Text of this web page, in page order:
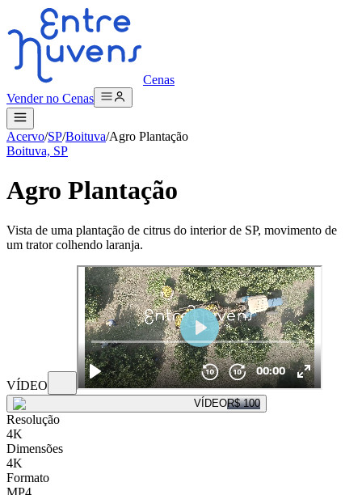
Cenas
Vender no Cenas
Acervo/SP/Boituva/Agro Plantação
Boituva, SP
Agro Plantação
Vista de uma plantação de citrus do interior de SP, movimento de
um trator colhendo laranja.
VÍDEO
VÍDEOR$ 100
Resolução
4K
Dimensões
4K
Formato
MP4